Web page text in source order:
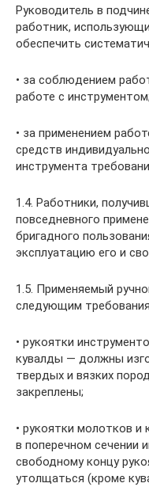
Руководитель в
работник,
обеспечить
• за соблюдением
работе с инструментом;
• за применением
средств
инструмента
1.4. Работники,
повседневного
бригадного
эксплуатацию его и
1.5. Применяемый
следующим
• рукоятки
кувалды — должны
твердых и вязких
закреплены;
• рукоятки молотков
в поперечном сечении
свободному концу
утолщаться (кроме